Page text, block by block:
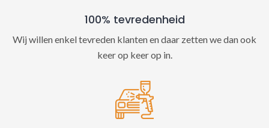
100% tevredenheid
Wij willen enkel tevreden klanten en daar zetten we dan ook
keer op keer op in.